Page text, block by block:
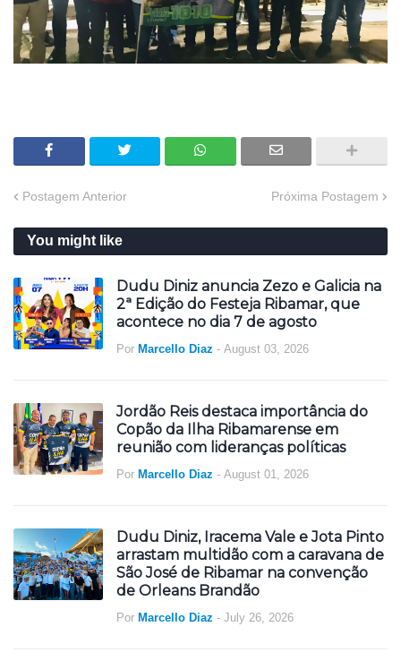
Postagem Anterior Próxima Postagem
You might like
Dudu Diniz anuncia Zezo e Galicia na
2ª Edição do Festeja Ribamar, que
acontece no dia 7 de agosto
Por Marcello Diaz - August 03, 2026
Jordão Reis destaca importância do
Copão da Ilha Ribamarense em
reunião com lideranças políticas
Por Marcello Diaz - August 01, 2026
Dudu Diniz, Iracema Vale e Jota Pinto
arrastam multidão com a caravana de
São José de Ribamar na convenção
de Orleans Brandão
Por Marcello Diaz - July 26, 2026